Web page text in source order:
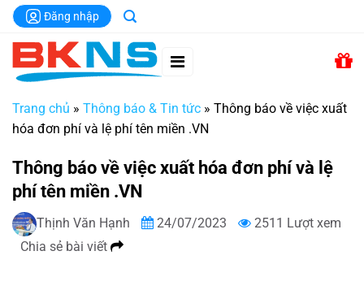
Chuyển
đến
dung
Đăng nhập
Trang chủ » Thông báo & Tin tức » Thông báo về việc xuất
hóa đơn phí và lệ phí tên miền .VN
Thông báo về việc xuất hóa đơn phí và lệ
phí tên miền .VN
Thịnh Văn Hạnh 24/07/2023
2511 Lượt xem
Chia sẻ bài viết